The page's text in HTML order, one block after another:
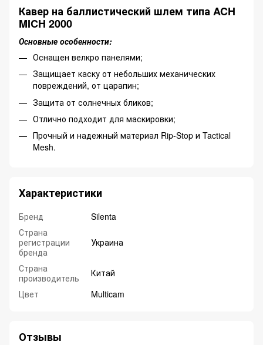
Кавер на баллистический шлем типа ACH
MICH 2000
Основные особенности:
Оснащен велкро панелями;
Защищает каску от небольших механических
повреждений, от царапин;
Защита от солнечных бликов;
Отлично подходит для маскировки;
Прочный и надежный материал Rip-Stop и Tactical
Mesh.
Характеристики
Бренд
Silenta
Страна
регистрации
бренда
Украина
Страна
производитель
Китай
Цвет
Multicam
Отзывы